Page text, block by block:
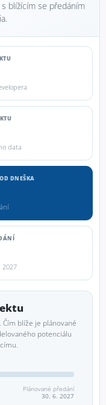
blížícím se předáním
data
DNEŠKA
2027
Čím blíže je plánované
potenciálu
Plánované předání
30. 6. 2027